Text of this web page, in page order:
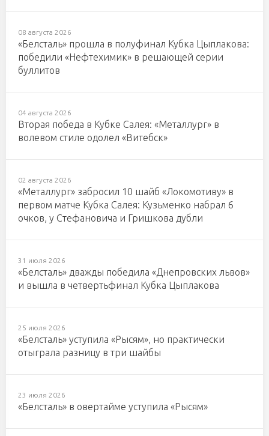
08 августа 2026
«Белсталь» прошла в полуфинал Кубка Цыплакова:
победили «Нефтехимик» в решающей серии
буллитов
04 августа 2026
Вторая победа в Кубке Салея: «Металлург» в
волевом стиле одолел «Витебск»
02 августа 2026
«Металлург» забросил 10 шайб «Локомотиву» в
первом матче Кубка Салея: Кузьменко набрал 6
очков, у Стефановича и Гришкова дубли
31 июля 2026
«Белсталь» дважды победила «Днепровских львов»
и вышла в четвертьфинал Кубка Цыплакова
25 июля 2026
«Белсталь» уступила «Рысям», но практически
отыграла разницу в три шайбы
23 июля 2026
«Белсталь» в овертайме уступила «Рысям»